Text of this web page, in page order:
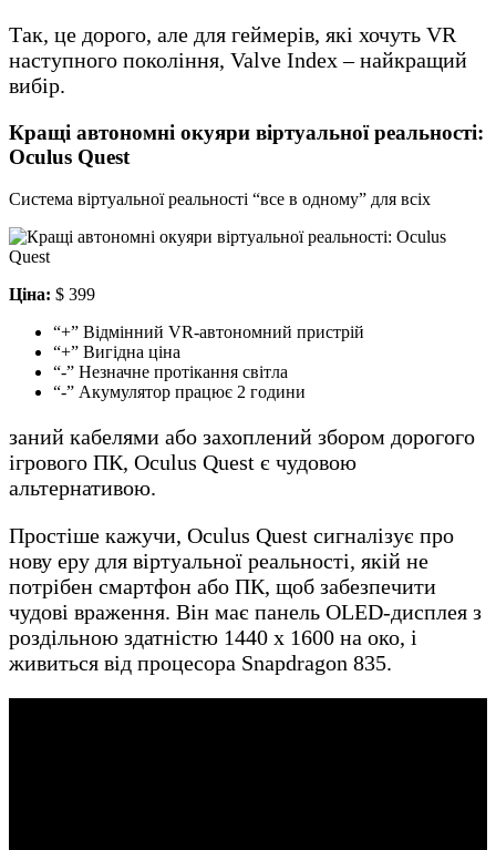
Так, це дорого, але для геймерів, які хочуть VR
наступного покоління, Valve Index – найкращий
вибір.
Кращі автономні окуяри віртуальної реальності:
Oculus Quest
Система віртуальної реальності “все в одному” для всіх
Ціна: $ 399
“+” Відмінний VR-автономний пристрій
“+” Вигідна ціна
“-” Незначне протікання світла
“-” Акумулятор працює 2 години
заний кабелями або захоплений збором дорогого
ігрового ПК, Oculus Quest є чудовою
альтернативою.
Простіше кажучи, Oculus Quest сигналізує про
нову еру для віртуальної реальності, якій не
потрібен смартфон або ПК, щоб забезпечити
чудові враження. Він має панель OLED-дисплея з
роздільною здатністю 1440 x 1600 на око, і
живиться від процесора Snapdragon 835.